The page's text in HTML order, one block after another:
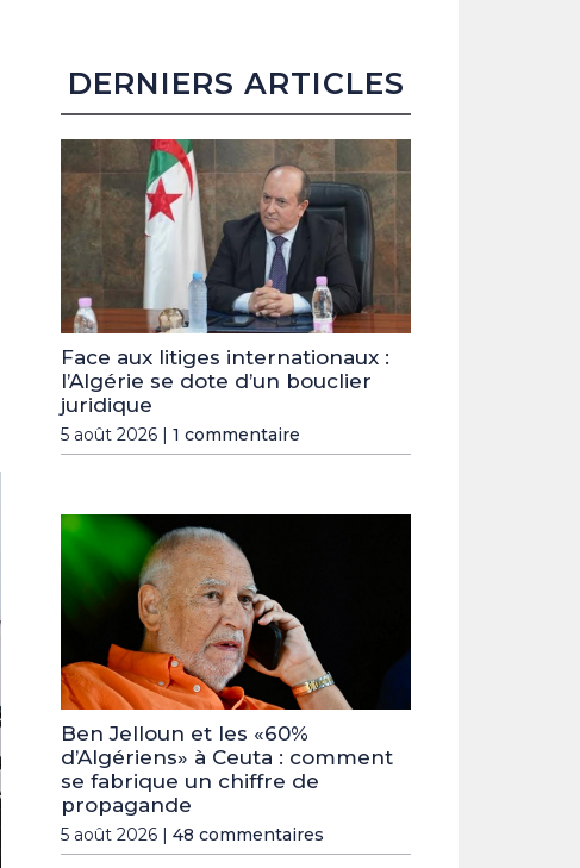
DERNIERS ARTICLES
Face aux litiges internationaux :
l’Algérie se dote d’un bouclier
juridique
5 août 2026 | 1 commentaire
Ben Jelloun et les «60%
d’Algériens» à Ceuta : comment
se fabrique un chiffre de
propagande
5 août 2026 | 48 commentaires